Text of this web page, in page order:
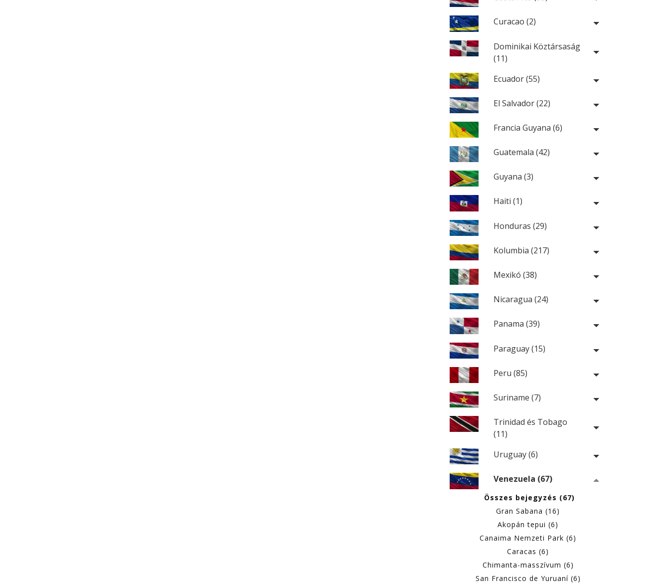
Curacao (2)
Dominikai Köztársaság
(11)
Ecuador (55)
El Salvador (22)
Francia Guyana (6)
Guatemala (42)
Guyana (3)
Haiti (1)
Honduras (29)
Kolumbia (217)
Mexikó (38)
Nicaragua (24)
Panama (39)
Paraguay (15)
Peru (85)
Suriname (7)
Trinidad és Tobago
(11)
Uruguay (6)
Venezuela (67)
Összes bejegyzés (67)
Gran Sabana (16)
Akopán tepui (6)
Canaima Nemzeti Park (6)
Caracas (6)
Chimanta-masszívum (6)
San Francisco de Yuruaní (6)